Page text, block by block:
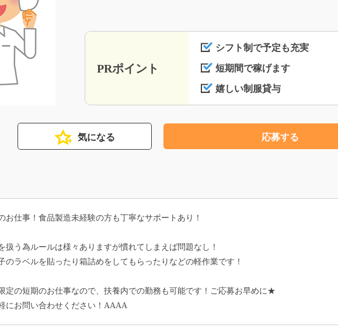
PRポイント
シフト制で予定も充実
短期間で稼げます
嬉しい制服貸与
気になる 応募する
お仕事！食品製造未経験の方も丁寧なサポートあり！
扱う為ルールは様々ありますが慣れてしまえば問題なし！
のラベルを貼ったり箱詰めをしてもらったりなどの軽作業です！
定の短期のお仕事なので、扶養内での勤務も可能です！ご応募お早めに★
にお問い合わせください！AAAA